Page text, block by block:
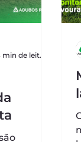
3 min de leitura